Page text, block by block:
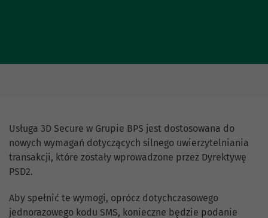
Usługa 3D Secure w Grupie BPS jest dostosowana do
nowych wymagań dotyczących silnego uwierzytelniania
transakcji, które zostały wprowadzone przez Dyrektywę
PSD2.
Aby spełnić te wymogi, oprócz dotychczasowego
jednorazowego kodu SMS, konieczne będzie podanie